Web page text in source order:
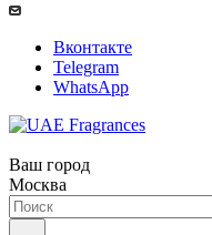
Вконтакте
Telegram
WhatsApp
Ваш город
Москва